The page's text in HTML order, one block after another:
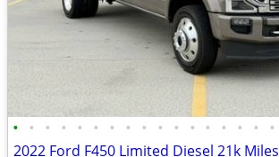
• • • • • • • • • • • • • • • • •
2022 Ford F450 Limited Diesel 21k Miles